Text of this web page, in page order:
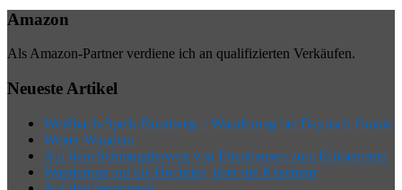
Amazon
Als Amazon-Partner verdiene ich an qualifizierten Verkäufen.
Neueste Artikel
Weißbach-Speik-Rundweg – Wanderung bei Bayrisch Gmain
Weiter Wandern
Auf dem Schmugglerweg von Ettenhausen zum Klobenstein
Wanderung auf die Hochries, über die Käseralm